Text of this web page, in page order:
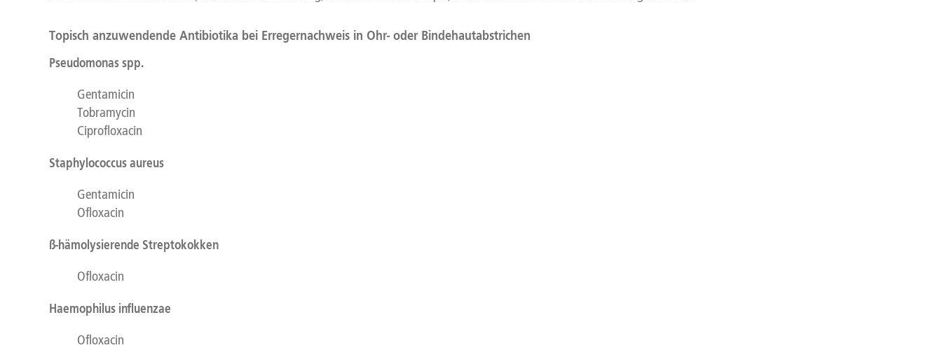
Topisch anzuwendende Antibiotika bei Erregernachweis in Ohr- oder Bindehautabstrichen
Pseudomonas spp.
Gentamicin
Tobramycin
Ciprofloxacin
Staphylococcus aureus
Gentamicin
Ofloxacin
ß-hämolysierende Streptokokken
Ofloxacin
Haemophilus influenzae
Ofloxacin